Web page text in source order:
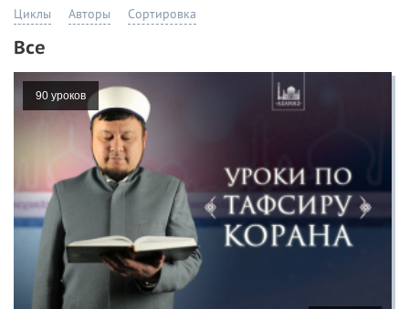
Циклы Авторы Сортировка
Все
90 уроков